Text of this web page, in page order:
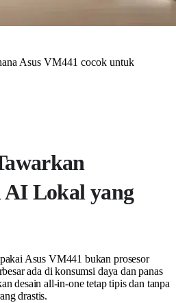
Asus VM441 cocok untuk
Lokal yang
Asus VM441 bukan prosesor
ada di konsumsi daya dan panas
desain all-in-one tetap tipis dan tanpa
drastis.